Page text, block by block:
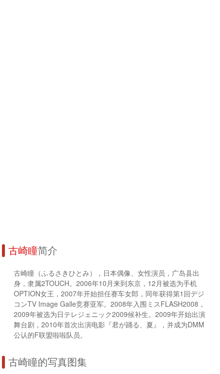
古崎瞳简介
古崎瞳（ふるさきひとみ），日本偶像、女性演员，广岛县出
身，隶属2TOUCH。2006年10月来到东京，12月被选为手机
OPTION女王，2007年开始担任赛车女郎，同年获得第1回デジ
コンTV Image Galle竞赛亚军。2008年入围ミスFLASH2008，
2009年被选为日テレジェニック2009候补生。2009年开始出演
舞台剧，2010年首次出演电影『君が踊る、夏』，并成为DMM
公认的F联盟啦啦队员。
古崎瞳的写真图集